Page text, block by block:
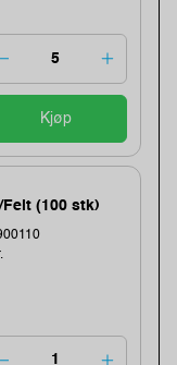
Kjøp
Felt (100 stk)